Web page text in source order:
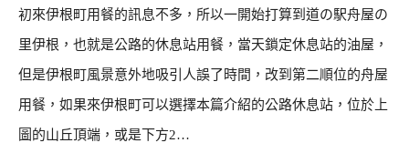
初來伊根町用餐的訊息不多，所以一開始打算到道の駅舟屋の
里伊根，也就是公路的休息站用餐，當天鎖定休息站的油屋，
但是伊根町風景意外地吸引人誤了時間，改到第二順位的舟屋
用餐，如果來伊根町可以選擇本篇介紹的公路休息站，位於上
圖的山丘頂端，或是下方2…